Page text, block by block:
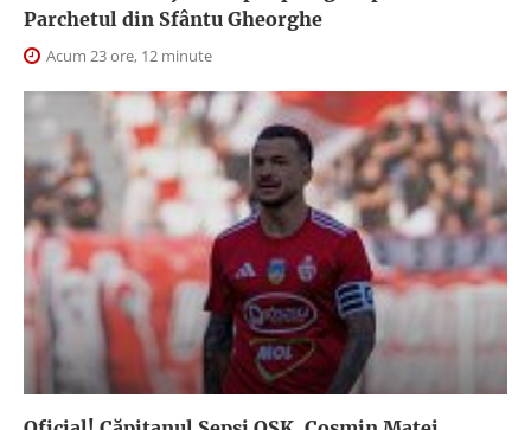
Parchetul din Sfântu Gheorghe
Acum 23 ore, 12 minute